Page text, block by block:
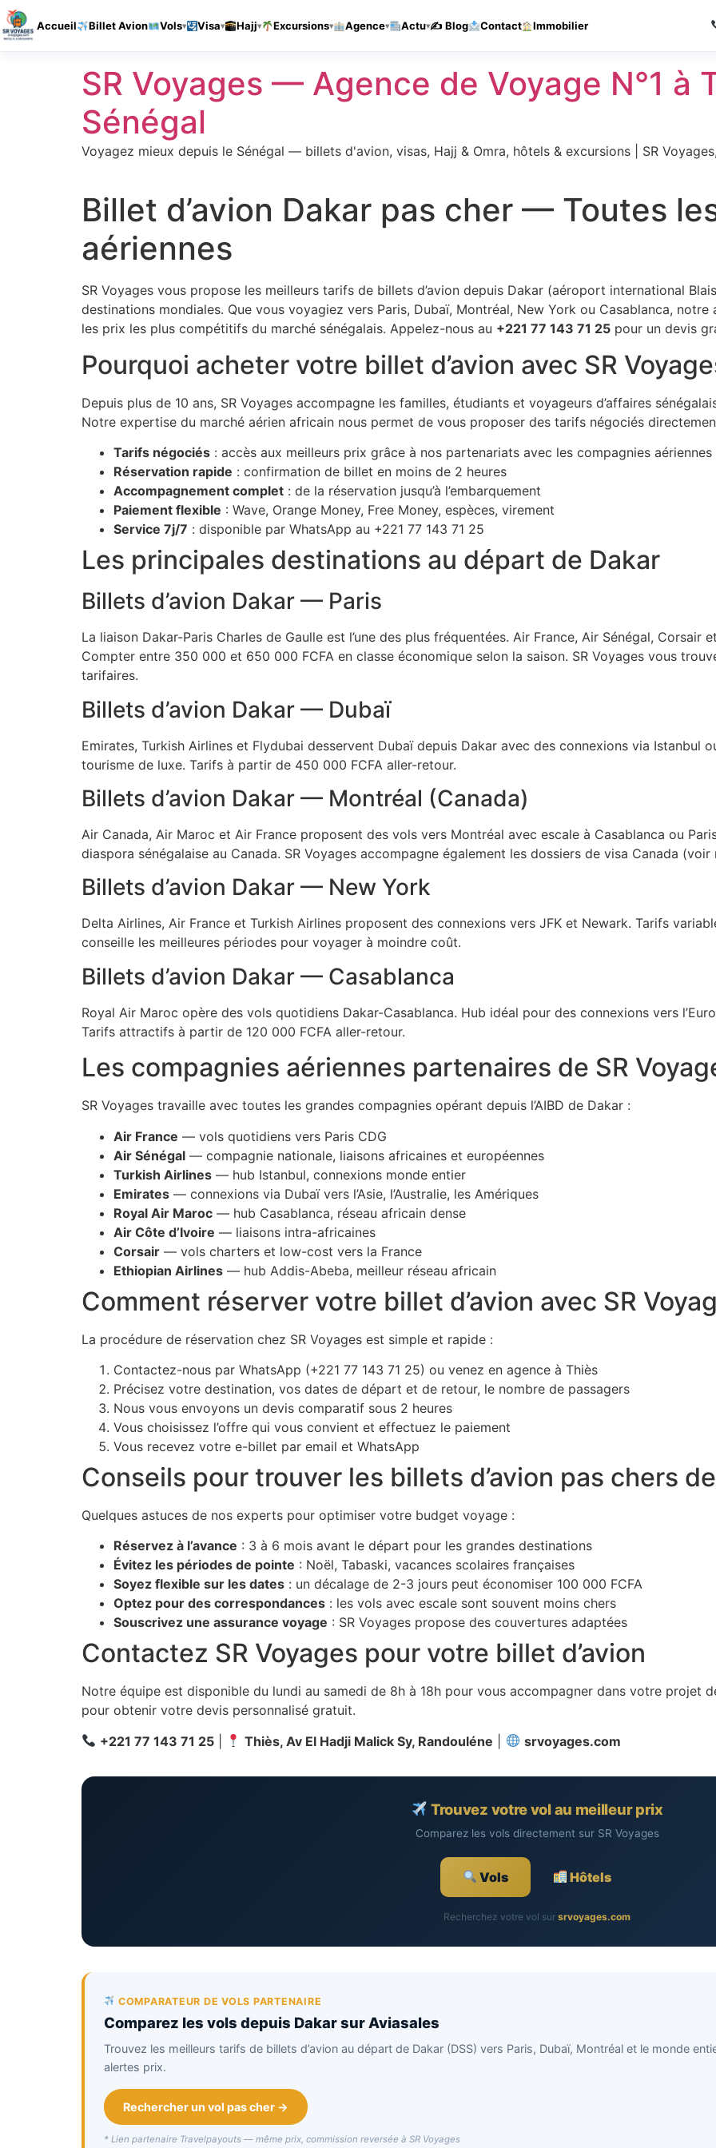
Accueil Billet Avion Vols Visa Hajj Excursions Agence Actu ✍️ Blog Contact Immobilier
SR Voyages — Agence de Voyage N°1 à
Sénégal
Voyagez mieux depuis le Sénégal — billets d'avion, visas, Hajj & Omra, hôtels & excursions | SR
Billet d’avion Dakar pas cher — Toutes
aériennes
SR Voyages vous propose les meilleurs tarifs de billets d’avion depuis Dakar (aéroport international
destinations mondiales. Que vous voyagiez vers Paris, Dubaï, Montréal, New York ou Casablanca,
les prix les plus compétitifs du marché sénégalais. Appelez-nous au +221 77 143 71 25 pour un devis
Pourquoi acheter votre billet d’avion avec SR
Depuis plus de 10 ans, SR Voyages accompagne les familles, étudiants et voyageurs d’affaires
Notre expertise du marché aérien africain nous permet de vous proposer des tarifs négociés
Tarifs négociés : accès aux meilleurs prix grâce à nos partenariats avec les compagnies aériennes
Réservation rapide : confirmation de billet en moins de 2 heures
Accompagnement complet : de la réservation jusqu’à l’embarquement
Paiement flexible : Wave, Orange Money, Free Money, espèces, virement
Service 7j/7 : disponible par WhatsApp au +221 77 143 71 25
Les principales destinations au départ de Dakar
Billets d’avion Dakar — Paris
La liaison Dakar-Paris Charles de Gaulle est l’une des plus fréquentées. Air France, Air Sénégal, Corsair
Compter entre 350 000 et 650 000 FCFA en classe économique selon la saison. SR Voyages vous
tarifaires.
Billets d’avion Dakar — Dubaï
Emirates, Turkish Airlines et Flydubai desservent Dubaï depuis Dakar avec des connexions via Istanbul
tourisme de luxe. Tarifs à partir de 450 000 FCFA aller-retour.
Billets d’avion Dakar — Montréal (Canada)
Air Canada, Air Maroc et Air France proposent des vols vers Montréal avec escale à Casablanca ou
diaspora sénégalaise au Canada. SR Voyages accompagne également les dossiers de visa Canada
Billets d’avion Dakar — New York
Delta Airlines, Air France et Turkish Airlines proposent des connexions vers JFK et Newark. Tarifs
conseille les meilleures périodes pour voyager à moindre coût.
Billets d’avion Dakar — Casablanca
Royal Air Maroc opère des vols quotidiens Dakar-Casablanca. Hub idéal pour des connexions vers
Tarifs attractifs à partir de 120 000 FCFA aller-retour.
Les compagnies aériennes partenaires de SR
SR Voyages travaille avec toutes les grandes compagnies opérant depuis l’AIBD de Dakar :
Air France — vols quotidiens vers Paris CDG
Air Sénégal — compagnie nationale, liaisons africaines et européennes
Turkish Airlines — hub Istanbul, connexions monde entier
Emirates — connexions via Dubaï vers l’Asie, l’Australie, les Amériques
Royal Air Maroc — hub Casablanca, réseau africain dense
Air Côte d’Ivoire — liaisons intra-africaines
Corsair — vols charters et low-cost vers la France
Ethiopian Airlines — hub Addis-Abeba, meilleur réseau africain
Comment réserver votre billet d’avion avec SR
La procédure de réservation chez SR Voyages est simple et rapide :
Contactez-nous par WhatsApp (+221 77 143 71 25) ou venez en agence à Thiès
Précisez votre destination, vos dates de départ et de retour, le nombre de passagers
Nous vous envoyons un devis comparatif sous 2 heures
Vous choisissez l’offre qui vous convient et effectuez le paiement
Vous recevez votre e-billet par email et WhatsApp
Conseils pour trouver les billets d’avion pas chers
Quelques astuces de nos experts pour optimiser votre budget voyage :
Réservez à l’avance : 3 à 6 mois avant le départ pour les grandes destinations
Évitez les périodes de pointe : Noël, Tabaski, vacances scolaires françaises
Soyez flexible sur les dates : un décalage de 2-3 jours peut économiser 100 000 FCFA
Optez pour des correspondances : les vols avec escale sont souvent moins chers
Souscrivez une assurance voyage : SR Voyages propose des couvertures adaptées
Contactez SR Voyages pour votre billet d’avion
Notre équipe est disponible du lundi au samedi de 8h à 18h pour vous accompagner dans votre projet
pour obtenir votre devis personnalisé gratuit.
+221 77 143 71 25
Thiès, Av El Hadji Malick Sy, Randouléne srvoyages.com
Trouvez votre vol au meilleur prix
Comparez les vols directement sur SR Voyages
Vols Hôtels
Recherchez votre vol sur srvoyages.com
COMPARATEUR DE VOLS PARTENAIRE
Comparez les vols depuis Dakar sur Aviasales
Trouvez les meilleurs tarifs de billets d’avion au départ de Dakar (DSS) vers Paris, Dubaï, Montréal et le monde
alertes prix.
Rechercher un vol pas cher →
* Lien partenaire Travelpayouts — même prix, commission reversée à SR Voyages